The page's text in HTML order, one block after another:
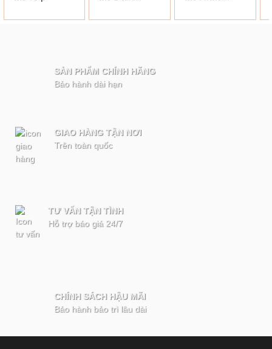
SẢN PHẨM CHÍNH HÃNG
Bảo hành dài hạn
GIAO HÀNG TẬN NƠI
Trên toàn quốc
TƯ VẤN TẬN TÌNH
Hỗ trợ báo giá 24/7
CHÍNH SÁCH HẬU MÃI
Bảo hành bảo trì lâu dài